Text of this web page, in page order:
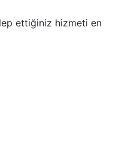
ettiğiniz hizmeti en